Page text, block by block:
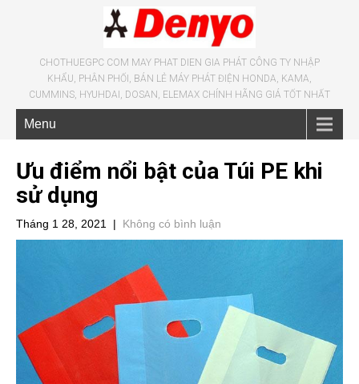
CHOTHUEGPC COM MAY PHAT DIEN GIA PHÁT CÔNG TY NHẬP
KHẨU, PHÂN PHỐI, BÁN LẺ MÁY PHÁT ĐIỆN HONDA, KAMA,
CUMMINS, HYUHDAI, DOSAN, ELEMAX CHÍNH HÃNG GIÁ TỐT NHẤT
Menu
Ưu điểm nổi bật của Túi PE khi
sử dụng
Tháng 1 28, 2021 | Không có bình luận